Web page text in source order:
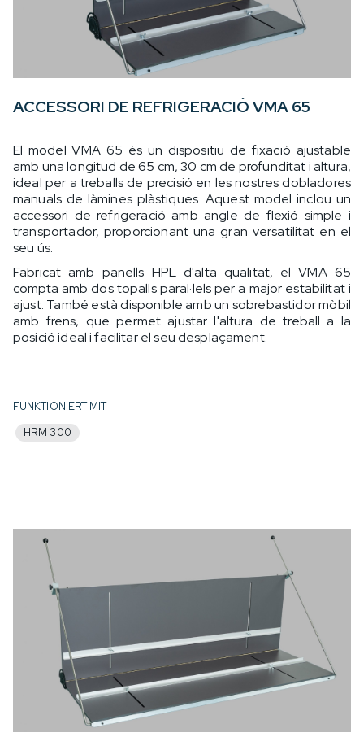
ACCESSORI DE REFRIGERACIÓ VMA 65
El model VMA 65 és un dispositiu de fixació ajustable
amb una longitud de 65 cm, 30 cm de profunditat i altura,
ideal per a treballs de precisió en les nostres dobladores
manuals de làmines plàstiques. Aquest model inclou un
accessori de refrigeració amb angle de flexió simple i
transportador, proporcionant una gran versatilitat en el
seu ús.
Fabricat amb panells HPL d'alta qualitat, el VMA 65
compta amb dos topalls paral·lels per a major estabilitat i
ajust. També està disponible amb un sobrebastidor mòbil
amb frens, que permet ajustar l'altura de treball a la
posició ideal i facilitar el seu desplaçament.
FUNKTIONIERT MIT
HRM 300